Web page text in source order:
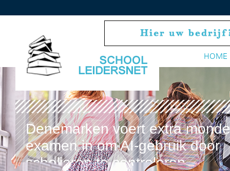
HOME
Denemarken voert extra
examen in om AI-gebruik door
scholieren te controleren